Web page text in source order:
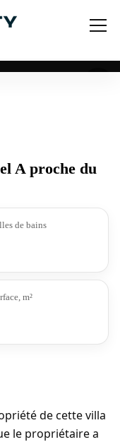
A proche du
de bains
m²
de cette villa
le propriétaire a